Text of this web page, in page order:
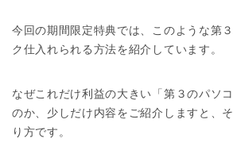
今回の期間限定特典では、このような第
ク仕入れられる方法を紹介しています。
なぜこれだけ利益の大きい「第３のパソ
のか、少しだけ内容をご紹介しますと、
り方です。